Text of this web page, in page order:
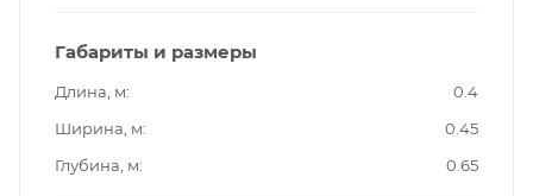
Габариты и размеры
Длина, м
0.4
Ширина, м
0.45
Глубина, м
0.65